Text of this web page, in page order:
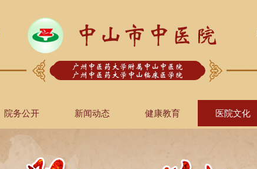
院务公开 新闻动态 健康教育 医院文化